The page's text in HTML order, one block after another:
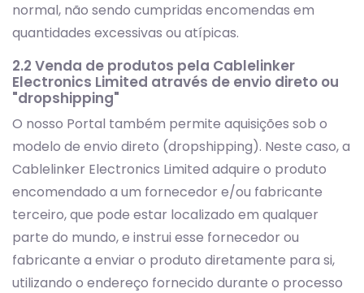
normal, não sendo cumpridas encomendas em
quantidades excessivas ou atípicas.
2.2 Venda de produtos pela Cablelinker
Electronics Limited através de envio direto ou
"dropshipping"
O nosso Portal também permite aquisições sob o
modelo de envio direto (dropshipping). Neste caso, a
Cablelinker Electronics Limited adquire o produto
encomendado a um fornecedor e/ou fabricante
terceiro, que pode estar localizado em qualquer
parte do mundo, e instrui esse fornecedor ou
fabricante a enviar o produto diretamente para si,
utilizando o endereço fornecido durante o processo